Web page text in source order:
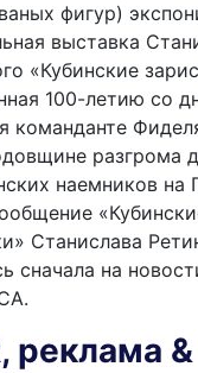
фигур)
выставка
«Кубинские
100-летию со
команданте
разгрома
наемников на
Станислава
сначала на
реклама